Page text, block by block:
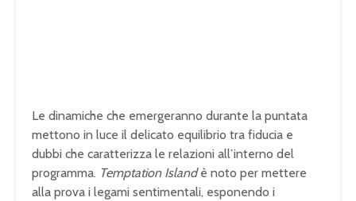
Le dinamiche che emergeranno durante la puntata
mettono in luce il delicato equilibrio tra fiducia e
dubbi che caratterizza le relazioni all’interno del
programma. Temptation Islandè noto per mettere
alla prova i legami sentimentali, esponendo i